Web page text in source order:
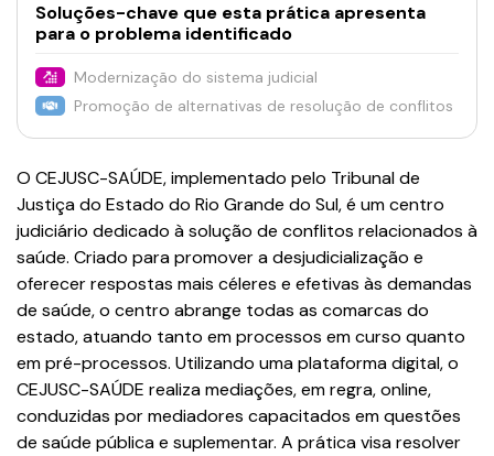
Soluções-chave que esta prática apresenta
para o problema identificado
Modernização do sistema judicial
Promoção de alternativas de resolução de conflitos
O CEJUSC-SAÚDE, implementado pelo Tribunal de
Justiça do Estado do Rio Grande do Sul, é um centro
judiciário dedicado à solução de conflitos relacionados à
saúde. Criado para promover a desjudicialização e
oferecer respostas mais céleres e efetivas às demandas
de saúde, o centro abrange todas as comarcas do
estado, atuando tanto em processos em curso quanto
em pré-processos. Utilizando uma plataforma digital, o
CEJUSC-SAÚDE realiza mediações, em regra, online,
conduzidas por mediadores capacitados em questões
de saúde pública e suplementar. A prática visa resolver